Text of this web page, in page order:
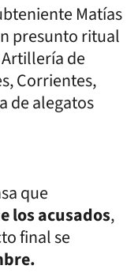
Matías
presunto ritual
de
Corrientes,
de alegatos
que
los acusados,
final se